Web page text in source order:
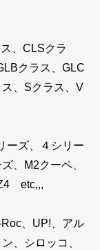
、CLSクラ
クラス、GLC
、Sクラス、V
ーズ、４シリー
、M2クーペ、
etc,,,
、UP!、アル
、シロッコ、